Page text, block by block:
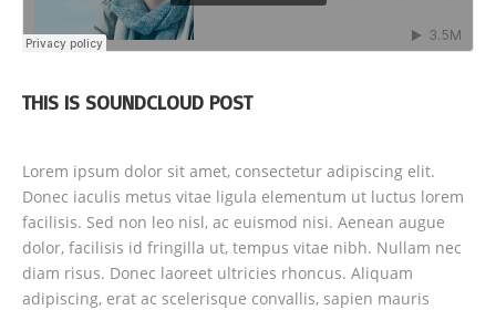
THIS IS SOUNDCLOUD POST
Lorem ipsum dolor sit amet, consectetur adipiscing elit.
Donec iaculis metus vitae ligula elementum ut luctus lorem
facilisis. Sed non leo nisl, ac euismod nisi. Aenean augue
dolor, facilisis id fringilla ut, tempus vitae nibh. Nullam nec
diam risus. Donec laoreet ultricies rhoncus. Aliquam
adipiscing, erat ac scelerisque convallis, sapien mauris